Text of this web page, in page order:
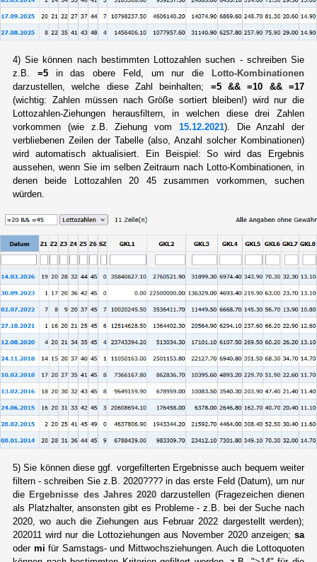
4) Sie können nach bestimmten Lottozahlen suchen - schreiben Sie
z.B. =5in das obere Feld, um nur die
Lotto-Kombinationen
darzustellen, welche diese Zahl beinhalten; =5 && =10 && =17
(wichtig: Zahlen müssen nach Größe sortiert bleiben!) wird nur die
Lottozahlen-Ziehungen herausfiltern, in welchen diese drei Zahlen
vorkommen (wie z.B. Ziehung vom 15.12.2021). Die Anzahl der
verbliebenen Zeilen der Tabelle (also, Anzahl solcher Kombinationen)
wird automatisch aktualisiert. Ein Beispiel: So wird das Ergebnis
aussehen, wenn Sie im selben Zeitraum nach Lotto-Kombinationen, in
denen beide Lottozahlen 20 45 zusammen vorkommen, suchen
würden.
5) Sie können diese ggf. vorgefilterten Ergebnisse auch bequem weiter
filtern - schreiben Sie z.B. 2020???? in das erste Feld (Datum), um nur
die Ergebnisse des Jahres 2020 darzustellen (Fragezeichen dienen
als Platzhalter, ansonsten gibt es Probleme - z.B. bei der Suche nach
2020, wo auch die Ziehungen aus Februar 2022 dargestellt werden);
202011 wird nur die Lottoziehungen aus November 2020 anzeigen; sa
oder mi für Samstags- und Mittwochsziehungen. Auch die Lottoquoten